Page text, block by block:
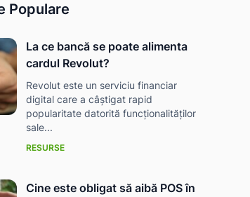
Populare
La ce bancă se poate alimenta
cardul Revolut?
Revolut este un serviciu financiar
digital care a câștigat rapid
popularitate datorită funcționalităților
sale...
RESURSE
Cine este obligat să aibă POS în